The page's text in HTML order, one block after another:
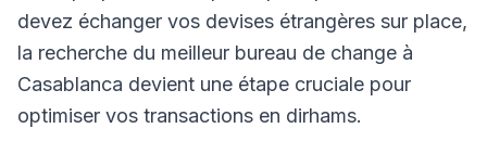
devez échanger vos devises étrangères sur place,
la recherche du meilleur bureau de change à
Casablanca devient une étape cruciale pour
optimiser vos transactions en dirhams.